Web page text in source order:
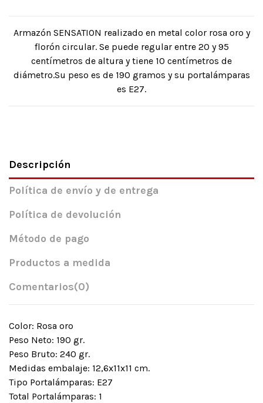
Armazón SENSATION realizado en metal color rosa oro y
florón circular. Se puede regular entre 20 y 95
centímetros de altura y tiene 10 centímetros de
diámetro.Su peso es de 190 gramos y su portalámparas
es E27.
Descripción
Política de envío y de entrega
Política de devolución
Método de pago
Productos a medida
Comentarios(0)
Color: Rosa oro
Peso Neto: 190 gr.
Peso Bruto: 240 gr.
Medidas embalaje: 12,6x11x11 cm.
Tipo Portalámparas: E27
Total Portalámparas: 1